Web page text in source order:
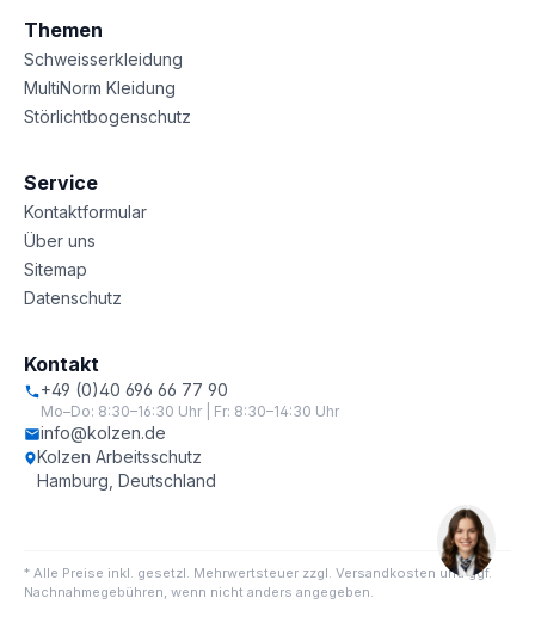
Themen
Schweisserkleidung
MultiNorm Kleidung
Störlichtbogenschutz
Service
Kontaktformular
Über uns
Sitemap
Datenschutz
Kontakt
+49 (0)40 696 66 77 90
Mo–Do: 8:30–16:30 Uhr | Fr: 8:30–14:30 Uhr
info@kolzen.de
Kolzen Arbeitsschutz
Hamburg, Deutschland
* Alle Preise inkl. gesetzl. Mehrwertsteuer zzgl. Versandkosten und ggf.
Nachnahmegebühren, wenn nicht anders angegeben.